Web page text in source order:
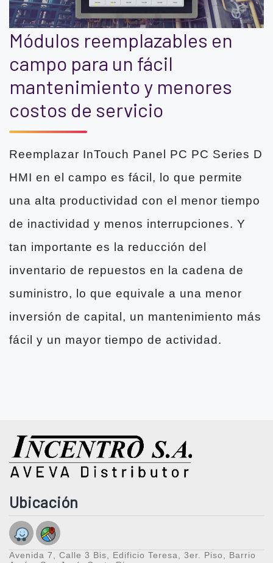
Módulos reemplazables en
campo para un fácil
mantenimiento y menores
costos de servicio
Reemplazar InTouch Panel PC PC Series D
HMI en el campo es fácil, lo que permite
una alta productividad con el menor tiempo
de inactividad y menos interrupciones. Y
tan importante es la reducción del
inventario de repuestos en la cadena de
suministro, lo que equivale a una menor
inversión de capital, un mantenimiento más
fácil y un mayor tiempo de actividad.
Ubicación
Avenida 7, Calle 3 Bis, Edificio Teresa, 3er. Piso, Barrio